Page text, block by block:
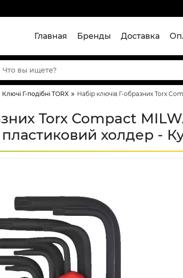
Главная Бренды Доставка
Ключі Г-подібні TORX Набір ключів Г-образних Torx
Torx Compact
холдер -